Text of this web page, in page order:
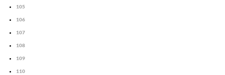
105
106
107
108
109
110